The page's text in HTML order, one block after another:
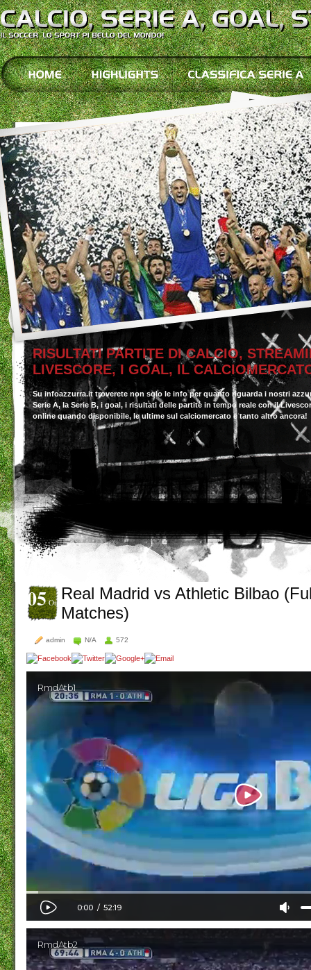
RISULTATI PARTITE DI CALCIO,
LIVESCORE, I GOAL, IL
Su infoazzurra.it troverete non solo le info per quanto riguarda i nostri
Serie A, la Serie B, i goal, i risultati delle partite in tempo reale con il
online quando disponibile, le ultime sul calciomercato e tanto altro ancora!
05Ott Real Madrid vs Athletic Bilbao
Matches)
admin N/A 572